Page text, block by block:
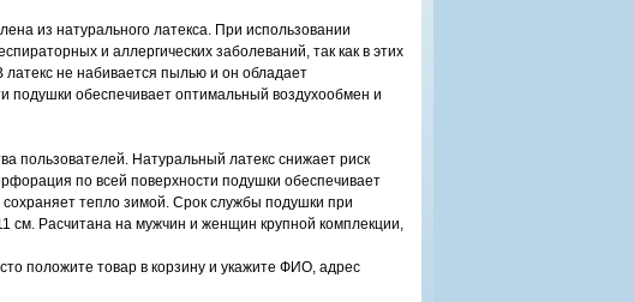
из натурального латекса. При использовании
и аллергических заболеваний, так как в этих
не набивается пылью и он обладает
подушки обеспечивает оптимальный воздухообмен и
пользователей. Натуральный латекс снижает риск
по всей поверхности подушки обеспечивает
тепло зимой. Срок службы подушки при
см. Расчитана на мужчин и женщин крупной комплекции,
положите товар в корзину и укажите ФИО, адрес